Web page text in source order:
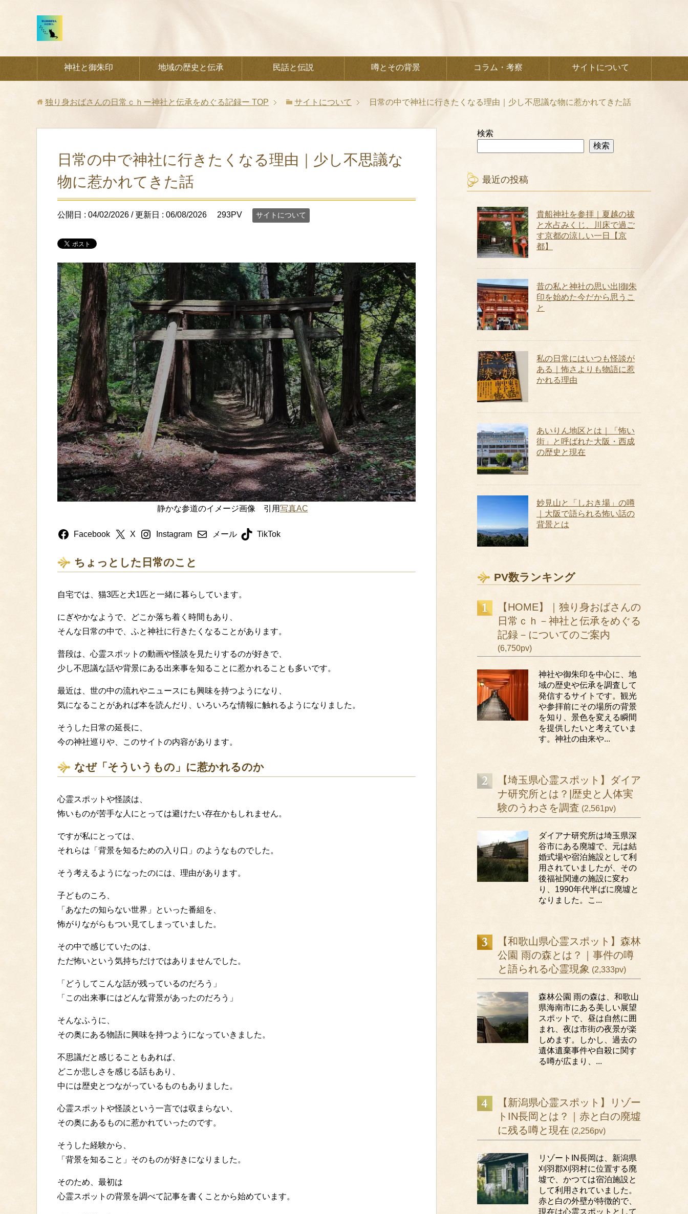
神社と御朱印 地域の歴史と伝承 民話と伝説 噂とその背景 コラム・考察 サイトについて
独り身おばさんの日常ｃｈー神社と伝承をめぐる記録ー TOP サイトについて 日常の中で神社に行きたくなる理由｜少し不思議な物に惹かれてきた話
日常の中で神社に行きたくなる理由｜少し不思議な
物に惹かれてきた話
公開日 : 04/02/2026 / 更新日 : 06/08/2026 293PV サイトについて
静かな参道のイメージ画像 引用写真AC
Facebook X Instagram メール TikTok
ちょっとした日常のこと
自宅では、猫3匹と犬1匹と一緒に暮らしています。
にぎやかなようで、どこか落ち着く時間もあり、
そんな日常の中で、ふと神社に行きたくなることがあります。
普段は、心霊スポットの動画や怪談を見たりするのが好きで、
少し不思議な話や背景にある出来事を知ることに惹かれることも多いです。
最近は、世の中の流れやニュースにも興味を持つようになり、
気になることがあれば本を読んだり、いろいろな情報に触れるようになりました。
そうした日常の延長に、
今の神社巡りや、このサイトの内容があります。
なぜ「そういうもの」に惹かれるのか
心霊スポットや怪談は、
怖いものが苦手な人にとっては避けたい存在かもしれません。
ですが私にとっては、
それらは「背景を知るための入り口」のようなものでした。
そう考えるようになったのには、理由があります。
子どものころ、
「あなたの知らない世界」といった番組を、
怖がりながらもつい見てしまっていました。
その中で感じていたのは、
ただ怖いという気持ちだけではありませんでした。
「どうしてこんな話が残っているのだろう」
「この出来事にはどんな背景があったのだろう」
そんなふうに、
その奥にある物語に興味を持つようになっていきました。
不思議だと感じることもあれば、
どこか悲しさを感じる話もあり、
中には歴史とつながっているものもありました。
心霊スポットや怪談という一言では収まらない、
その奥にあるものに惹かれていったのです。
そうした経験から、
「背景を知ること」そのものが好きになりました。
そのため、最初は
心霊スポットの背景を調べて記事を書くことから始めています。
検索
検索
最近の投稿
貴船神社を参拝｜夏越の祓
と水占みくじ、川床で過ご
す京都の涼しい一日【京
都】
昔の私と神社の思い出|御朱
印を始めた今だから思うこ
と
私の日常にはいつも怪談が
ある｜怖さよりも物語に惹
かれる理由
あいりん地区とは｜「怖い
街」と呼ばれた大阪・西成
の歴史と現在
妙見山と「しおき場」の噂
｜大阪で語られる怖い話の
背景とは
PV数ランキング
【HOME】｜独り身おばさんの
日常ｃｈ－神社と伝承をめぐる
記録－についてのご案内
(6,750pv)
神社や御朱印を中心に、地
域の歴史や伝承を調査して
発信するサイトです。観光
や参拝前にその場所の背景
を知り、景色を変える瞬間
を提供したいと考えていま
す。神社の由来や...
【埼玉県心霊スポット】ダイア
ナ研究所とは？|歴史と人体実
験のうわさを調査 (2,561pv)
ダイアナ研究所は埼玉県深
谷市にある廃墟で、元は結
婚式場や宿泊施設として利
用されていましたが、その
後福祉関連の施設に変わ
り、1990年代半ばに廃墟と
なりました。こ...
【和歌山県心霊スポット】森林
公園 雨の森とは？｜事件の噂
と語られる心霊現象 (2,333pv)
森林公園 雨の森は、和歌山
県海南市にある美しい展望
スポットで、昼は自然に囲
まれ、夜は市街の夜景が楽
しめます。しかし、過去の
遺体遺棄事件や自殺に関す
る噂が広まり、...
【新潟県心霊スポット】リゾー
トIN長岡とは？｜赤と白の廃墟
に残る噂と現在 (2,256pv)
リゾートIN長岡は、新潟県
刈羽郡刈羽村に位置する廃
墟で、かつては宿泊施設と
して利用されていました。
赤と白の外壁が特徴的で、
現在は心霊スポットとして